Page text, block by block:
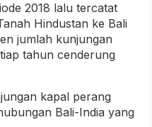
2018 lalu tercatat
Hindustan ke Bali
jumlah kunjungan
tahun cenderung
kapal perang
Bali-India yang